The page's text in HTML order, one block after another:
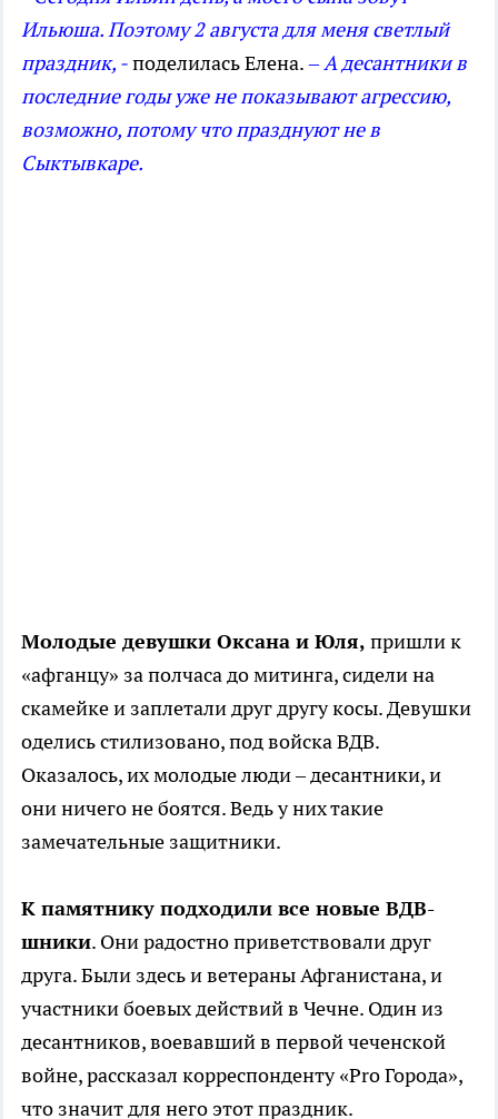
Ильюша. Поэтому 2 августа для меня светлый
праздник, -поделилась Елена.– А десантники в
последние годы уже не показывают агрессию,
возможно, потому что празднуют не в
Сыктывкаре.
Молодые девушки Оксана и Юля, пришли к
«афганцу» за полчаса до митинга, сидели на
скамейке и заплетали друг другу косы. Девушки
оделись стилизовано, под войска ВДВ.
Оказалось, их молодые люди – десантники, и
они ничего не боятся. Ведь у них такие
замечательные защитники.
К памятнику подходили все новые ВДВ-
шники. Они радостно приветствовали друг
друга. Были здесь и ветераны Афганистана, и
участники боевых действий в Чечне. Один из
десантников, воевавший в первой чеченской
войне, рассказал корреспонденту «Pro Города»,
что значит для него этот праздник.